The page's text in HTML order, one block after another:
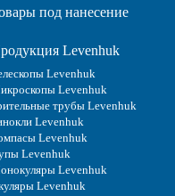
под нанесение
Levenhuk
Levenhuk
Levenhuk
трубы Levenhuk
Levenhuk
Levenhuk
Levenhuk
Levenhuk
Levenhuk